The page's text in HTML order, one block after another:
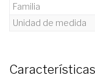
Familia
Unidad de medida
Características